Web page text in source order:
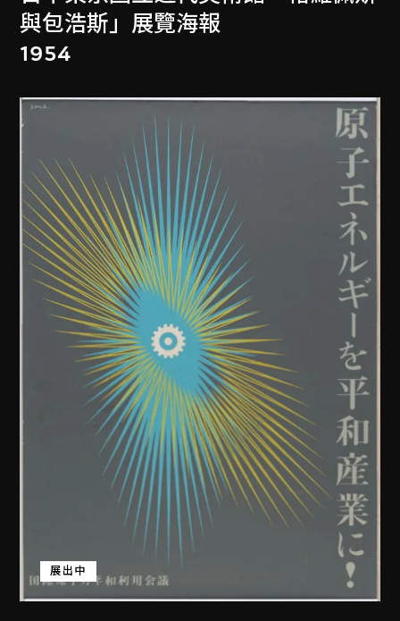
與包浩斯」展覽海報
1954
展出中